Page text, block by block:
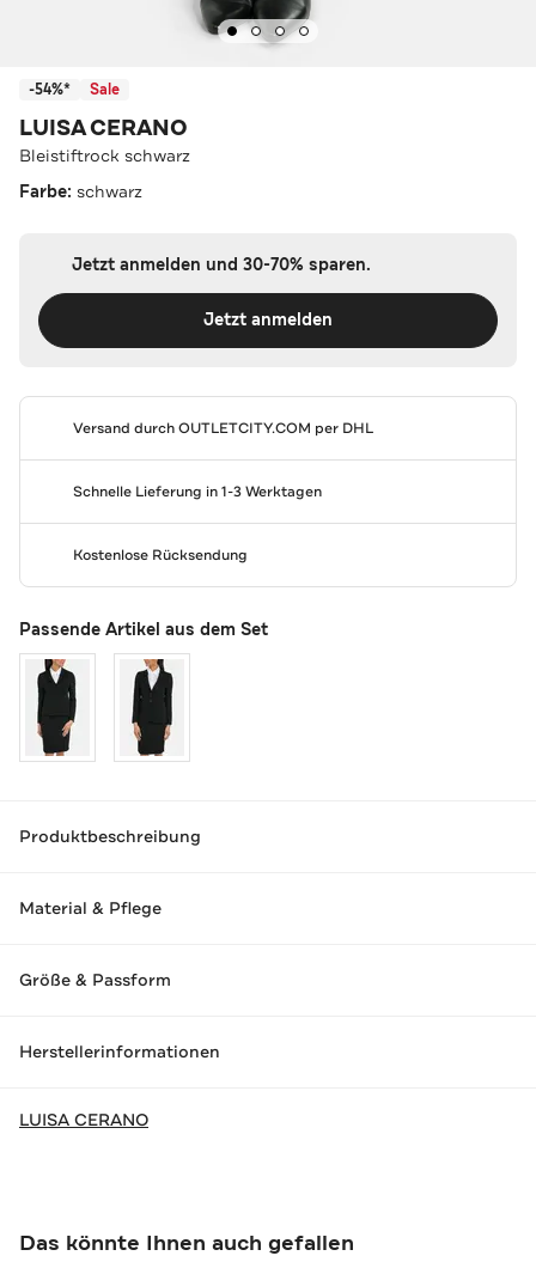
-54%* Sale
LUISA CERANO
Bleistiftrock schwarz
Farbe: schwarz
Jetzt anmelden und 30-70% sparen.
Jetzt anmelden
Versand durchOUTLETCITY.COM per DHL
Schnelle Lieferung in 1-3 Werktagen
Kostenlose Rücksendung
Passende Artikel aus dem Set
Produktbeschreibung
Material & Pflege
Größe & Passform
Herstellerinformationen
LUISA CERANO
Das könnte Ihnen auch gefallen